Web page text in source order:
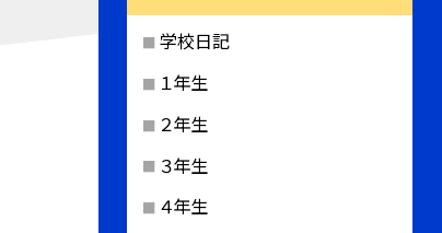
学校日記
１年生
２年生
３年生
４年生